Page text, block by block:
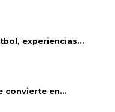
experiencias...
convierte en...